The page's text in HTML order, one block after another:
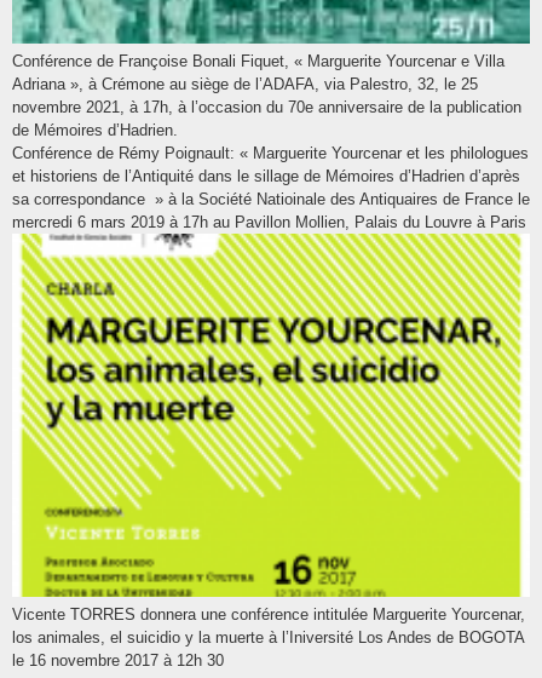
Conférence de Françoise Bonali Fiquet, « Marguerite Yourcenar e Villa
Adriana », à Crémone au siège de l’ADAFA, via Palestro, 32, le 25
novembre 2021, à 17h, à l’occasion du 70e anniversaire de la publication
de Mémoires d’Hadrien.
Conférence de Rémy Poignault: « Marguerite Yourcenar et les philologues
et historiens de l’Antiquité dans le sillage de Mémoires d’Hadrien d’après
sa correspondance » à la Société Natioinale des Antiquaires de France le
mercredi 6 mars 2019 à 17h au Pavillon Mollien, Palais du Louvre à Paris
Vicente TORRES donnera une conférence intitulée Marguerite Yourcenar,
los animales, el suicidio y la muerte à l’Iniversité Los Andes de BOGOTA
le 16 novembre 2017 à 12h 30